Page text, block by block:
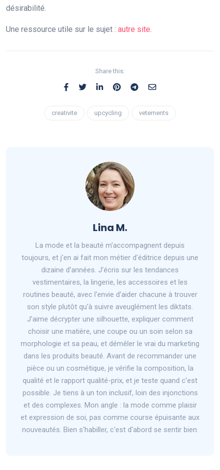
désirabilité.
Une ressource utile sur le sujet : autre site
Share this:
creativite upcycling vetements
Lina M.
La mode et la beauté m'accompagnent depuis
toujours, et j'en ai fait mon métier d'éditrice depuis une
dizaine d'années. J'écris sur les tendances
vestimentaires, la lingerie, les accessoires et les
routines beauté, avec l'envie d'aider chacune à trouver
son style plutôt qu'à suivre aveuglément les diktats.
J'aime décrypter une silhouette, expliquer comment
choisir une matière, une coupe ou un soin selon sa
morphologie et sa peau, et démêler le vrai du marketing
dans les produits beauté. Avant de recommander une
pièce ou un cosmétique, je vérifie la composition, la
qualité et le rapport qualité-prix, et je teste quand c'est
possible. Je tiens à un ton inclusif, loin des injonctions
et des complexes. Mon angle : la mode comme plaisir
et expression de soi, pas comme course épuisante aux
nouveautés. Bien s'habiller, c'est d'abord se sentir bien.